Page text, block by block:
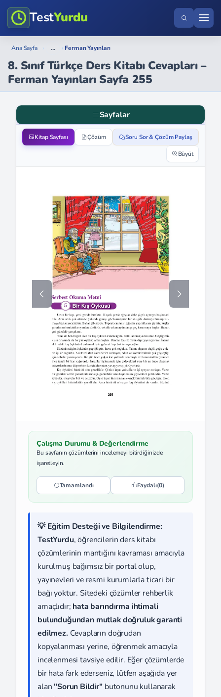
TestYurdu
Ana Sayfa › ... › Ferman Yayınları
8. Sınıf Türkçe Ders Kitabı Cevapları –
Ferman Yayınları Sayfa 255
Sayfalar
Kitap Sayfası Çözüm Soru Sor & Çözüm Paylaş
Büyüt
Çalışma Durumu & Değerlendirme
Bu sayfanın çözümlerini incelemeyi bitirdiğinizde
işaretleyin.
Tamamlandı Faydalı(0)
💡 Eğitim Desteği ve Bilgilendirme:
TestYurdu, öğrencilerin ders kitabı
çözümlerinin mantığını kavraması amacıyla
kurulmuş bağımsız bir portal olup,
yayınevleri ve resmi kurumlarla ticari bir
bağı yoktur. Sitedeki çözümler rehberlik
amaçlıdır; hata barındırma ihtimali
bulunduğundan mutlak doğruluk garanti
edilmez. Cevapların doğrudan
kopyalanması yerine, öğrenmek amacıyla
incelenmesi tavsiye edilir. Eğer çözümlerde
bir hata fark ederseniz, lütfen aşağıda yer
alan "Sorun Bildir" butonunu kullanarak